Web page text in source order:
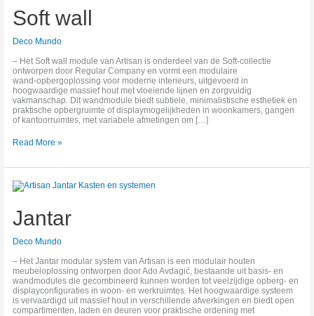
Soft wall
Deco Mundo
– Het Soft wall module van Artisan is onderdeel van de Soft‑collectie
ontworpen door Regular Company en vormt een modulaire
wand‑opbergoplossing voor moderne interieurs, uitgevoerd in
hoogwaardige massief hout met vloeiende lijnen en zorgvuldig
vakmanschap. Dit wandmodule biedt subtiele, minimalistische esthetiek en
praktische opbergruimte of displaymogelijkheden in woonkamers, gangen
of kantoorruimtes, met variabele afmetingen om […]
Read More »
Jantar
Deco Mundo
– Het Jantar modular system van Artisan is een modulair houten
meubeloplossing ontworpen door Ado Avdagić, bestaande uit basis‑ en
wandmodules die gecombineerd kunnen worden tot veelzijdige opberg‑ en
displayconfiguraties in woon‑ en werkruimtes. Het hoogwaardige systeem
is vervaardigd uit massief hout in verschillende afwerkingen en biedt open
compartimenten, laden en deuren voor praktische ordening met
Jantar